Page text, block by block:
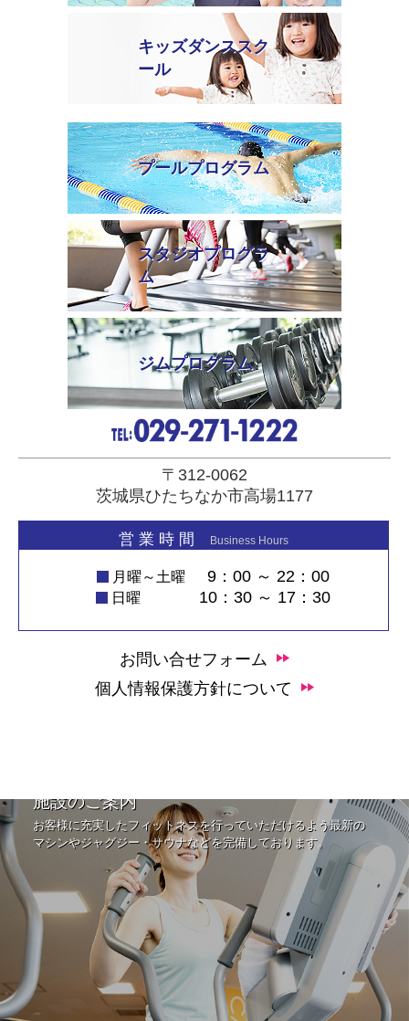
キッズダンススク
ール
プールプログラム
スタジオプログラ
ム
ジムプログラム
〒312-0062
茨城県ひたちなか市高場1177
営 業 時 間 Business Hours
月曜～土曜 9：00 ～ 22：00
日曜 10：30 ～ 17：30
お問い合せフォーム
個人情報保護方針について
施設のご案内
お客様に充実したフィットネスを行っていただけるよう最新の
マシンやジャグジー・サウナなどを完備しております。